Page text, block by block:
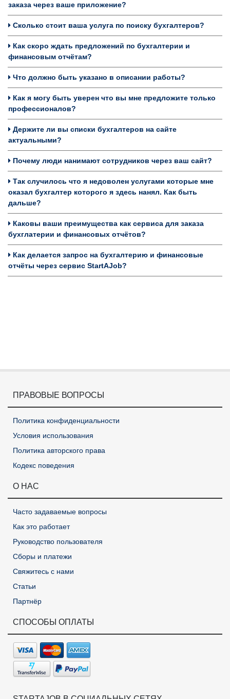
заказа через ваше приложение?
Сколько стоит ваша услуга по поиску бухгалтеров?
Как скоро ждать предложений по бухгалтерии и
финансовым отчётам?
Что должно быть указано в описании работы?
Как я могу быть уверен что вы мне предложите только
профессионалов?
Держите ли вы списки бухгалтеров на сайте
актуальными?
Почему люди нанимают сотрудников через ваш сайт?
Так случилось что я недоволен услугами которые мне
оказал бухгалтер которого я здесь нанял. Как быть
дальше?
Каковы ваши преимущества как сервиса для заказа
бухглатерии и финансовых отчётов?
Как делается запрос на бухгалтерию и финансовые
отчёты через сервис StartAJob?
ПРАВОВЫЕ ВОПРОСЫ
Политика конфиденциальности
Условия использования
Политика авторского права
Кодекс поведения
О НАС
Часто задаваемые вопросы
Как это работает
Руководство пользователя
Сборы и платежи
Свяжитесь с нами
Статьи
Партнёр
СПОСОБЫ ОПЛАТЫ